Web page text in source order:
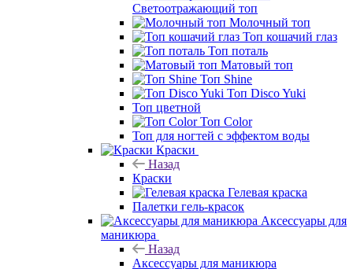
Светоотражающий топ
Молочный топ
Топ кошачий глаз
Топ поталь
Матовый топ
Топ Shine
Топ Disco Yuki
Топ цветной
Топ Color
Топ для ногтей с эффектом воды
Краски
Назад
Краски
Гелевая краска
Палетки гель-красок
Аксессуары для
маникюра
Назад
Аксессуары для маникюра